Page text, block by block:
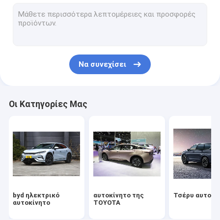
Ηλεκτρικό αυτοκίνητο Xiaomi
Αυτοκίνητο Mercedes
Ηλεκτρικό αυτοκίνητο Seres
Ηλεκτρικό αυτοκίνητο της Lynk & Co
Ηλεκτρικό αυτοκίνητο
Χρησιμοποιημένο αυτοκίνητο
Να συνεχίσει
Οι Κατηγορίες Μας
byd ηλεκτρικό
αυτοκίνητο
αυτοκίνητο της
TOYOTA
Τσέρυ